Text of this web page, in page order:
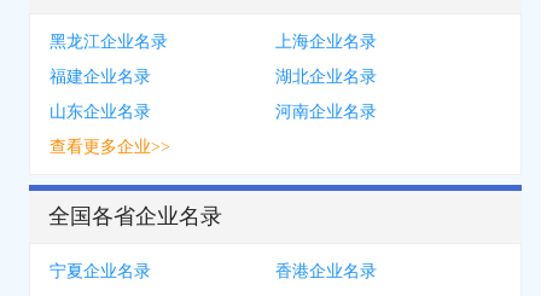
黑龙江企业名录
上海企业名录
福建企业名录
湖北企业名录
山东企业名录
河南企业名录
查看更多企业>>
全国各省企业名录
宁夏企业名录
香港企业名录